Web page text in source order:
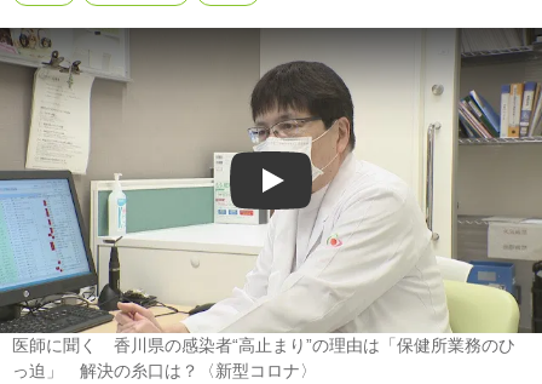
Play
医師に聞く 香川県の感染者“高止まり”の理由は「保健所業務のひ
っ迫」 解決の糸口は？〈新型コロナ〉